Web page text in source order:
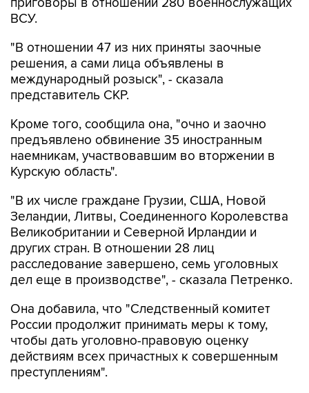
ВСУ.
"В отношении 47 из них приняты заочные
решения, а сами лица объявлены в
международный розыск", - сказала
представитель СКР.
Кроме того, сообщила она, "очно и заочно
предъявлено обвинение 35 иностранным
наемникам, участвовавшим во вторжении в
Курскую область".
"В их числе граждане Грузии, США, Новой
Зеландии, Литвы, Соединенного Королевства
Великобритании и Северной Ирландии и
других стран. В отношении 28 лиц
расследование завершено, семь уголовных
дел еще в производстве", - сказала Петренко.
Она добавила, что "Cледственный комитет
России продолжит принимать меры к тому,
чтобы дать уголовно-правовую оценку
действиям всех причастных к совершенным
преступлениям".